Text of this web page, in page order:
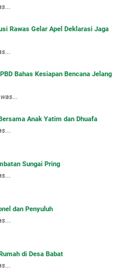
Rawas Gelar Apel Deklarasi Jaga
Bahas Kesiapan Bencana Jelang
Anak Yatim dan Dhuafa
Sungai Pring
dan Penyuluh
di Desa Babat